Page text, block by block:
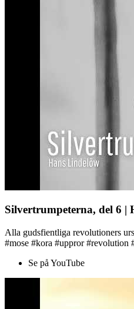
Silvertrumpeterna, del 6 |
Alla gudsfientliga revolutioners
#mose #kora #uppror #revolution
Se på YouTube